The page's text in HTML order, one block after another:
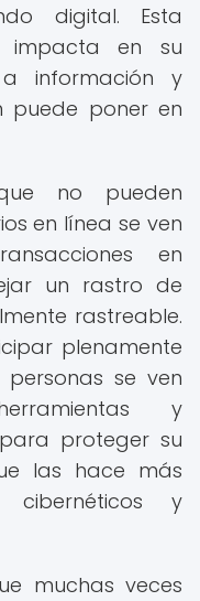
digital. Esta
impacta en su
información y
puede poner en
no pueden
en línea se ven
en
un rastro de
rastreable.
plenamente
se ven
y
proteger su
las hace más
cibernéticos y
muchas veces